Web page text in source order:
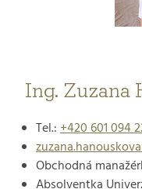
Ing. Zuzana
Tel.:+420 601 094
Obchodná
Absolventka